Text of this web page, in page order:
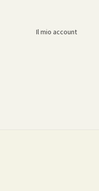
Il mio account